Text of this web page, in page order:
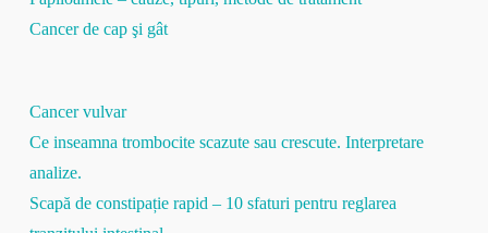
Cancer de cap şi gât
Cancer vulvar
Ce inseamna trombocite scazute sau crescute. Interpretare
analize.
Scapă de constipație rapid – 10 sfaturi pentru reglarea